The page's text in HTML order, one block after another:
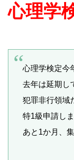
心理学
心理学検定今
去年は延期し
犯罪非行領域
特1級申請しま
あと1か月、集